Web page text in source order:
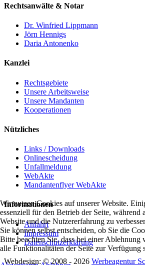
Rechtsanwälte & Notar
Dr. Winfried Lippmann
Jörn Hennigs
Daria Antonenko
Kanzlei
Rechtsgebiete
Unsere Arbeitsweise
Unsere Mandanten
Kooperationen
Nützliches
Links / Downloads
Onlinescheidung
Unfallmeldung
WebAkte
Mandantenflyer WebAkte
Informationen
Anfahrt
Impressum
Datenschutzerklärung
Webdesign: © 2008 - 2026 Werbeagentur
Wir nutzen Cookies auf unserer Website.
essenziell für den Betrieb der Seite, während
Website und die Nutzererfahrung zu
Sie können selbst entscheiden, ob Sie die
Bitte beachten Sie, dass bei einer
alle Funktionalitäten der Seite zur Verfügung